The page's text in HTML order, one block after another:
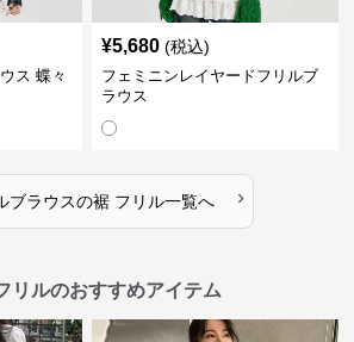
ス 蝶々
¥5,680 (税込)
フェミニンレイヤードフリルブ
ラウス
ブラウスの裾 フリル一覧へ ›
リルのおすすめアイテム